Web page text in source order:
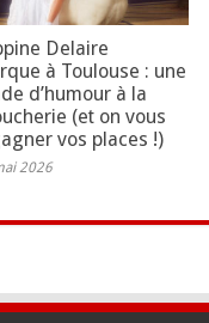
Delaire
à Toulouse : une
d’humour à la
(et on vous
vos places !)
2026